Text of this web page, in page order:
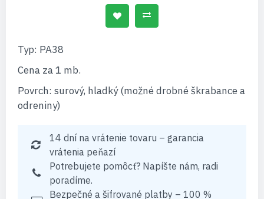
Typ: PA38
Cena za 1 mb.
Povrch: surový, hladký (možné drobné škrabance a
odreniny)
14 dní na vrátenie tovaru – garancia
vrátenia peňazí
Potrebujete pomôcť? Napíšte nám, radi
poradíme.
Bezpečné a šifrované platby – 100 %